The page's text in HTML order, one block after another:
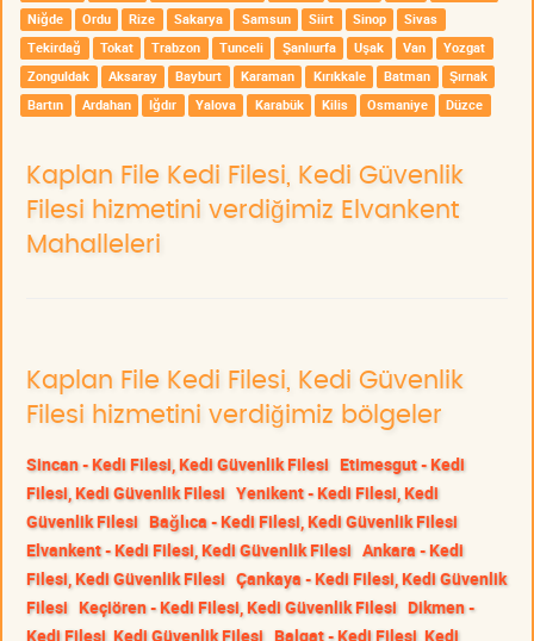
Niğde
Ordu Rize Sakarya Samsun Siirt Sinop
Sivas
Tekirdağ
Tokat Trabzon Tunceli Şanlıurfa Uşak Van
Yozgat
Zonguldak
Aksaray Bayburt Karaman Kırıkkale Batman
Şırnak
Bartın
Ardahan Iğdır Yalova Karabük Kilis Osmaniye Düzce
Kaplan File Kedi Filesi, Kedi Güvenlik
Filesi hizmetini verdiğimiz Elvankent
Mahalleleri
Kaplan File Kedi Filesi, Kedi Güvenlik
Filesi hizmetini verdiğimiz bölgeler
Sincan - Kedi Filesi, Kedi Güvenlik Filesi Etimesgut - Kedi
Filesi, Kedi Güvenlik Filesi Yenikent - Kedi Filesi, Kedi
Güvenlik Filesi Bağlıca - Kedi Filesi, Kedi Güvenlik Filesi
Elvankent - Kedi Filesi, Kedi Güvenlik Filesi Ankara - Kedi
Filesi, Kedi Güvenlik Filesi Çankaya - Kedi Filesi, Kedi Güvenlik
Filesi Keçiören - Kedi Filesi, Kedi Güvenlik Filesi Dikmen -
Kedi Filesi, Kedi Güvenlik Filesi Balgat - Kedi Filesi, Kedi